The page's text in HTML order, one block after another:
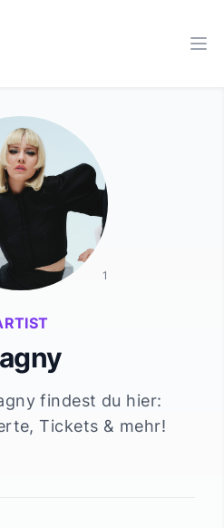
findest du hier:
Tickets & mehr!
1